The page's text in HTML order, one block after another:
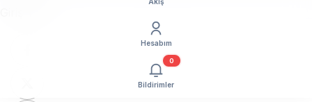
Hesabım
Bildirimler
0